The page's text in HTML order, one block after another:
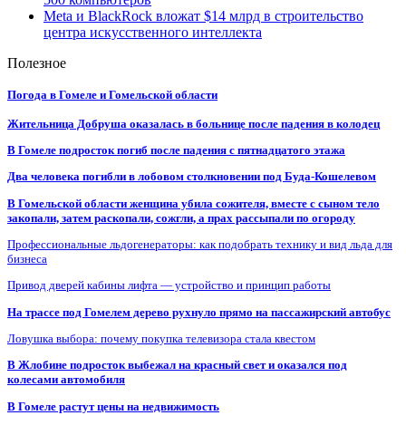
Meta и BlackRock вложат $14 млрд в строительство
центра искусственного интеллекта
Полезное
Погода в Гомеле и Гомельской области
Жительница Добруша оказалась в больнице после падения в колодец
В Гомеле подросток погиб после падения с пятнадцатого этажа
Два человека погибли в лобовом столкновении под Буда-Кошелевом
В Гомельской области женщина убила сожителя, вместе с сыном тело
закопали, затем раскопали, сожгли, а прах рассыпали по огороду
Профессиональные льдогенераторы: как подобрать технику и вид льда для
бизнеса
Привод дверей кабины лифта — устройство и принцип работы
На трассе под Гомелем дерево рухнуло прямо на пассажирский автобус
Ловушка выбора: почему покупка телевизора стала квестом
В Жлобине подросток выбежал на красный свет и оказался под
колесами автомобиля
В Гомеле растут цены на недвижимость